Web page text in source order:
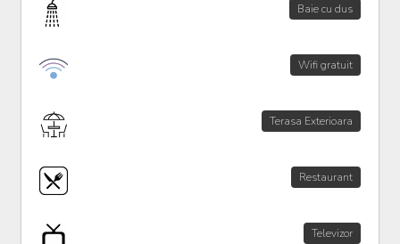
Baie cu dus
Wifi gratuit
Terasa Exterioara
Restaurant
Televizor